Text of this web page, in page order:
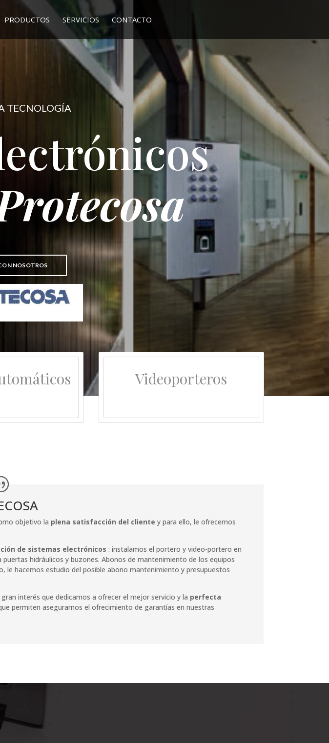
PRODUCTOS SERVICIOS CONTACTO
TECNOLOGÍA
NOSOTROS
Videoporteros
objetivo la plena satisfacción del cliente y para ello, le ofrecemos
de sistemas electrónicos : instalamos el portero y video-portero en
hidráulicos y buzones. Abonos de mantenimiento de los equipos
le hacemos estudio del posible abono mantenimiento y presupuestos
interés que dedicamos a ofrecer el mejor servicio y la perfecta
permiten asegurarnos el ofrecimiento de garantías en nuestras